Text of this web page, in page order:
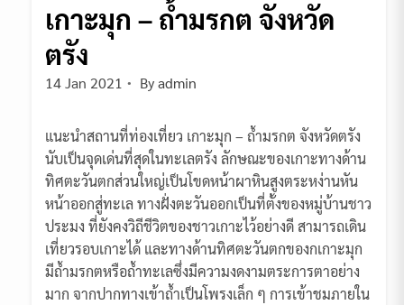
เกาะมุก – ถ้ำมรกต จังหวัด
ตรัง
14 Jan 2021 Byadmin
แนะนำสถานที่ท่องเที่ยว เกาะมุก – ถ้ำมรกต จังหวัดตรัง
นับเป็นจุดเด่นที่สุดในทะเลตรัง ลักษณะของเกาะทางด้าน
ทิศตะวันตกส่วนใหญ่เป็นโขดหน้าผาหินสูงตระหง่านหัน
หน้าออกสู่ทะเล ทางฝั่งตะวันออกเป็นที่ตั้งของหมู่บ้านชาว
ประมง ที่ยังคงวิถีชีวิตของชาวเกาะไว้อย่างดี สามารถเดิน
เที่ยวรอบเกาะได้ และทางด้านทิศตะวันตกของกเกาะมุก
มีถ้ำมรกตหรือถ้ำทะเลซึ่งมีความงดงามตระการตาอย่าง
มาก จากปากทางเข้าถ้ำเป็นโพรงเล็ก ๆ การเข้าชมภายใน